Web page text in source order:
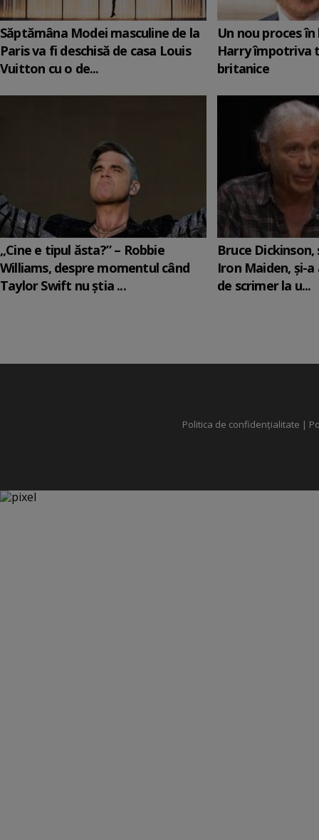
Săptămâna Modei masculine de la
Paris va fi deschisă de casa Louis
Vuitton cu o de...
Un nou proces
Harry împotriva
britanice
„Cine e tipul ăsta?” – Robbie
Williams, despre momentul când
Taylor Swift nu știa ...
Bruce
Iron Maiden, şi-
de scrimer la u...
Politica de confidențialitate |